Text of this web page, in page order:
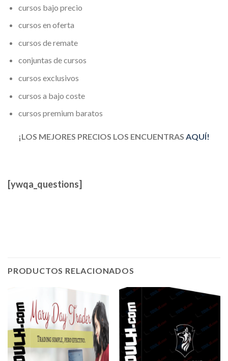
cursos bajo precio
cursos en oferta
cursos de remate
conjuntas de cursos
cursos exclusivos
cursos a bajo coste
cursos premium baratos
¡LOS MEJORES PRECIOS LOS ENCUENTRAS AQUÍ!
[ywqa_questions]
PRODUCTOS RELACIONADOS